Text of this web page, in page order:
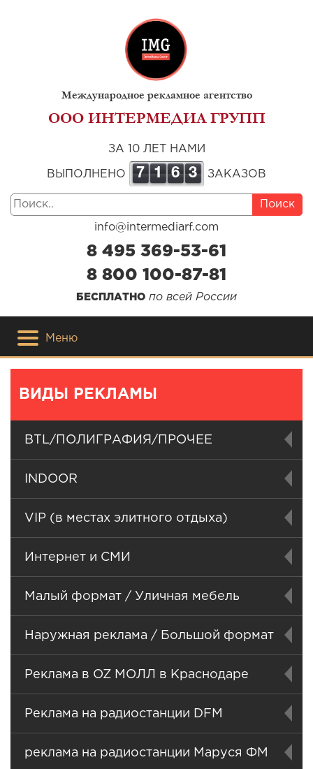
Международное рекламное агентство
ООО ИНТЕРМЕДИА ГРУПП
ЗА 10 ЛЕТ НАМИ
ВЫПОЛНЕНО 7 1 6 3 ЗАКАЗОВ
Поиск
info@intermediarf.com
8 495 369-53-61
8 800 100-87-81
БЕСПЛАТНО по всей России
Меню
ВИДЫ РЕКЛАМЫ
BTL/ПОЛИГРАФИЯ/ПРОЧЕЕ
INDOOR
VIP (в местах элитного отдыха)
Интернет и СМИ
Малый формат / Уличная мебель
Наружная реклама / Большой формат
Реклама в OZ МОЛЛ в Краснодаре
Реклама на радиостанции DFM
реклама на радиостанции Маруся ФМ